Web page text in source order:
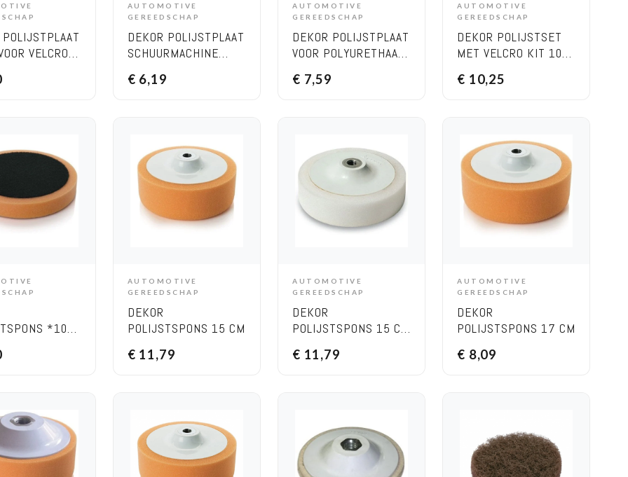
TO CART
POLIJSTPLAAT
VELCRO –
ADD TO CART
AUTOMOTIVE
GEREEDSCHAP
DEKOR POLIJSTPLAAT
SCHUURMACHINE
€ 6,19
ADD TO CART
AUTOMOTIVE
GEREEDSCHAP
DEKOR POLIJSTPLAAT
VOOR POLYURETHAAN
€ 7,59
ADD TO CART
AUTOMOTIVE
GEREEDSCHAP
DEKOR POLIJSTSET
MET VELCRO KIT 10
€ 10,25
TO CART
*1059
ADD TO CART
AUTOMOTIVE
GEREEDSCHAP
DEKOR
POLIJSTSPONS 15 CM
€ 11,79
ADD TO CART
AUTOMOTIVE
GEREEDSCHAP
DEKOR
POLIJSTSPONS 15 CM
€ 11,79
ADD TO CART
AUTOMOTIVE
GEREEDSCHAP
DEKOR
POLIJSTSPONS 17 CM
€ 8,09